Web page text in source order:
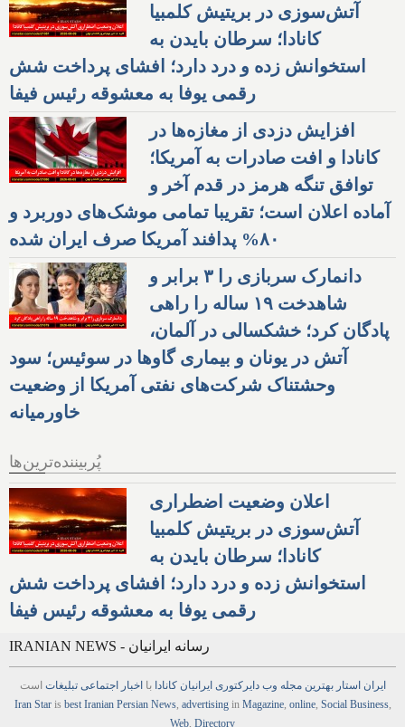
آتش‌سوزی در بریتیش کلمبیا
کانادا؛ سرطان بایدن به
استخوانش زده و درد دارد؛ افشای پرداخت شش
رقمی یوفا به معشوقه رئیس فیفا
افزایش دزدی از مغازه‌ها در
کانادا و افت صادرات به آمریکا؛
توافق تنگه هرمز در قدم آخر و
آماده اعلان است؛ تقریبا تمامی موشک‌های دوربرد و
۸۰% پدافند آمریکا صرف ایران شده
دانمارک سربازی را ۳ برابر و
شاهدخت ۱۹ ساله را راهی
پادگان کرد؛ خشکسالی در آلمان،
آتش در یونان و بیماری گاوها در سوئیس؛ سود
وحشتناک شرکت‌های نفتی آمریکا از وضعیت
خاورمیانه
پُربیننده‌ترین‌ها
اعلان وضعیت اضطراری
آتش‌سوزی در بریتیش کلمبیا
کانادا؛ سرطان بایدن به
استخوانش زده و درد دارد؛ افشای پرداخت شش
رقمی یوفا به معشوقه رئیس فیفا
IRANIAN NEWS - رسانه ایرانیان
ایران استار بهترین مجله وب دایرکتوری ایرانیان کانادا با اخبار اجتماعی تبلیغات است
Iran Staris best Iranian Persian News, advertisingin Magazine, online, Social Business,
Web, Directory